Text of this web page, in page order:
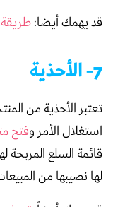
قد يهمك أيضا:طريقة
7- الأحذية
تعتبر الأحذية من
استغلال الأمر وفتح
قائمة السلع المربحة
لها نصيبها من